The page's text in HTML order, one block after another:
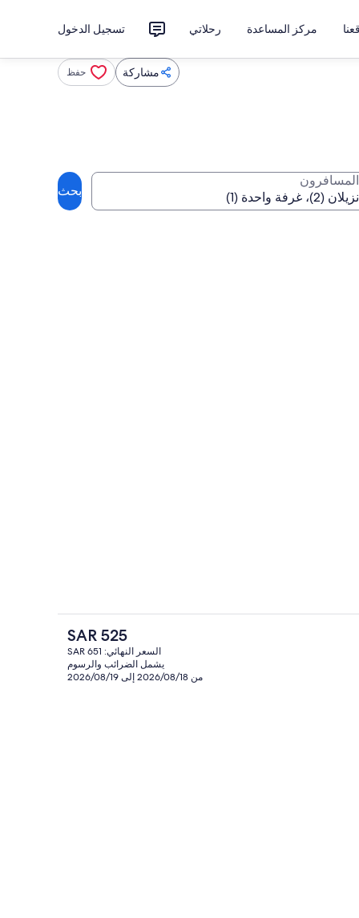
مركز المساعدة رحلاتي تسجيل الدخول
مشاركة حفظ
المسافرون
بحث
وخزنة داخل الغرفة وتجهيزات عازلة للصوت وواي فاي مجانًا
منطقة المعيشة
السعر
الحالي
هو
SAR
SAR 525
السعر النهائي: SAR 651
يشمل الضرائب والرسوم
من 2026/08/18 إلى 2026/08/19